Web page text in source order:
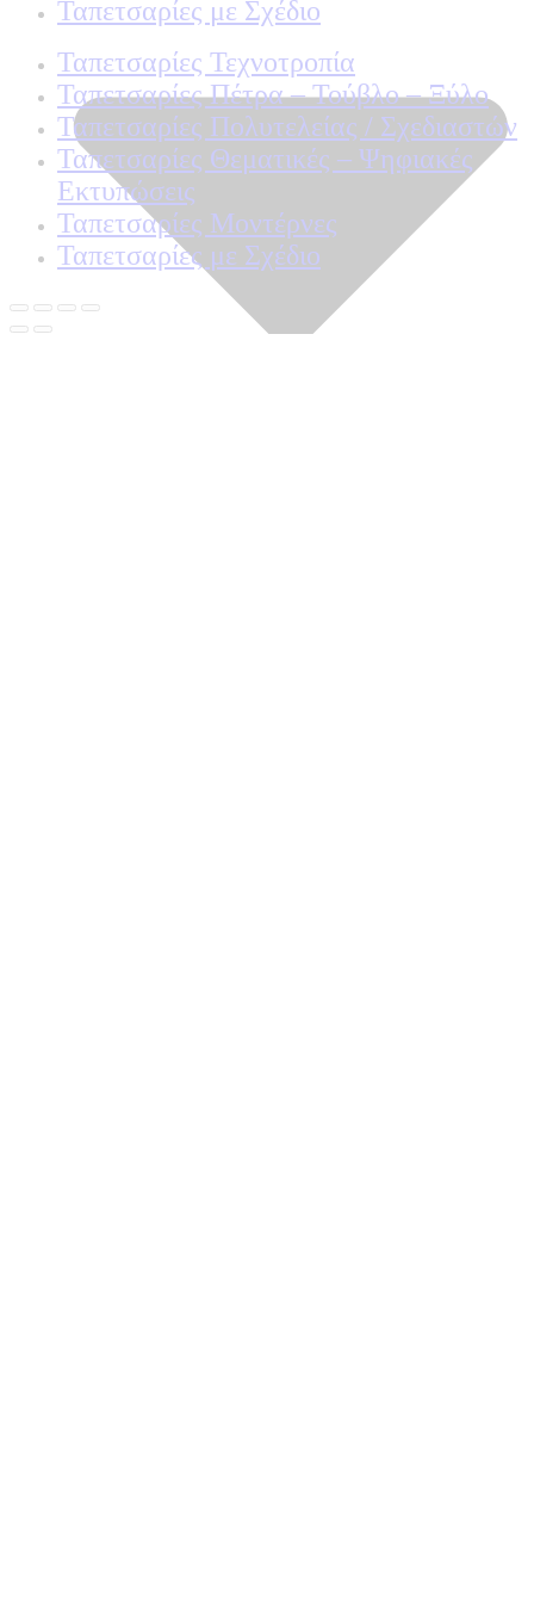
Ταπετσαρίες με Σχέδιο
Ταπετσαρίες Τεχνοτροπία
Ταπετσαρίες Πέτρα – Τούβλο – Ξύλο
Ταπετσαρίες Πολυτελείας / Σχεδιαστών
Ταπετσαρίες Θεματικές – Ψηφιακές
Εκτυπώσεις
Ταπετσαρίες Μοντέρνες
Ταπετσαρίες με Σχέδιο